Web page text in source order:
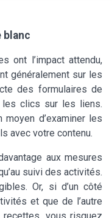
blanc
ont l’impact attendu,
généralement sur les
des formulaires de
les clics sur les liens.
d’examiner les
avec votre contenu.
aux mesures
suivi des activités.
Or, si d’un côté
et que de l’autre